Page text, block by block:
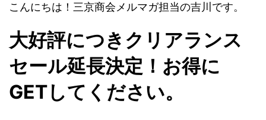
こんにちは！三京商会メルマガ担当の吉川です。
大好評につきクリアランス
セール延長決定！お得に
GETしてください。